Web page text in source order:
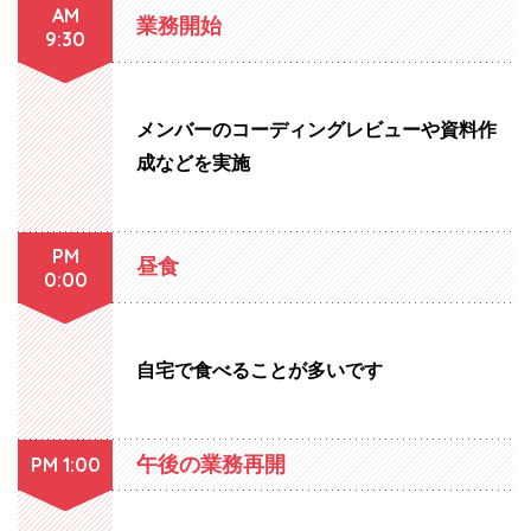
AM
9:30
業務開始
メンバーのコーディングレビューや資料作
成などを実施
PM
0:00
昼食
自宅で食べることが多いです
PM 1:00 午後の業務再開